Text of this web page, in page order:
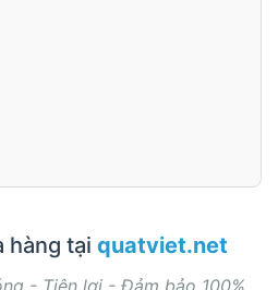
hàng tại quatviet.net
- Tiện lợi - Đảm bảo 100%